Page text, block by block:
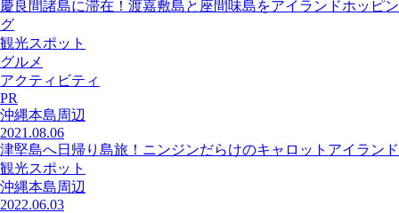
慶良間諸島に滞在！渡嘉敷島と座間味島をアイランドホッピン
グ
観光スポット
グルメ
アクティビティ
PR
沖縄本島周辺
2021.08.06
津堅島へ日帰り島旅！ニンジンだらけのキャロットアイランド
観光スポット
沖縄本島周辺
2022.06.03